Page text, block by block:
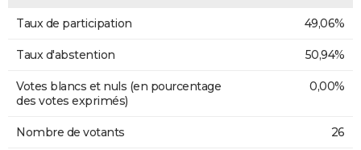
Taux de participation 49,06%
Taux d'abstention 50,94%
Votes blancs et nuls (en pourcentage
des votes exprimés)
0,00%
Nombre de votants 26